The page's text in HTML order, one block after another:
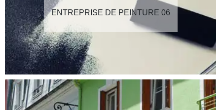
ENTREPRISE DE PEINTURE 06